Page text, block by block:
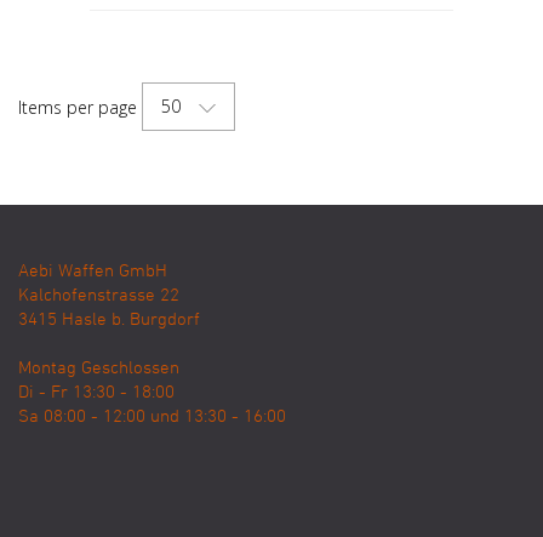
Items per page 50
Aebi Waffen GmbH
Kalchofenstrasse 22
3415 Hasle b. Burgdorf
Montag Geschlossen
Di - Fr 13:30 - 18:00
Sa 08:00 - 12:00 und 13:30 - 16:00